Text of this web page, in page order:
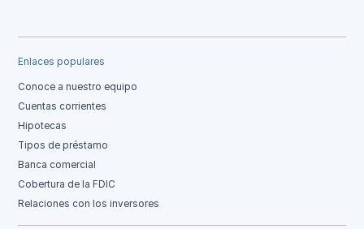
Enlaces populares
Conoce a nuestro equipo
Cuentas corrientes
Hipotecas
Tipos de préstamo
Banca comercial
Cobertura de la FDIC
Relaciones con los inversores